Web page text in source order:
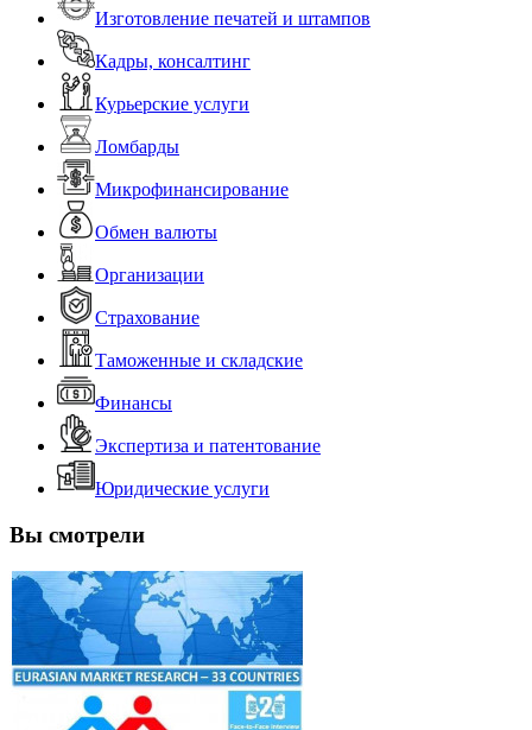
Изготовление печатей и штампов
Кадры, консалтинг
Курьерские услуги
Ломбарды
Микрофинансирование
Обмен валюты
Организации
Страхование
Таможенные и складские
Финансы
Экспертиза и патентование
Юридические услуги
Вы смотрели